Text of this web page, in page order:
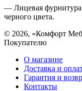
— Лицевая фурнитура:
черного цвета.
© 2026, «Комфорт
Покупателю
О магазине
Доставка и
Гарантия и
Контакты